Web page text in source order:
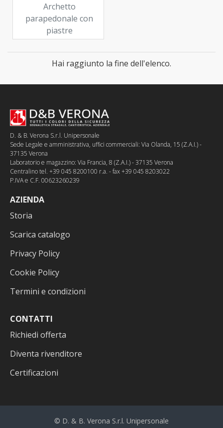
Archetto
parapedonale con
piastre
Hai raggiunto la fine dell'elenco.
D. & B. Verona S.r.l. Unipersonale
Sede Legale e amministrativa, uffici commerciali: Via Olanda, 15 (Z.A.I.) -
37135 Verona
Laboratorio e magazzino: Via Francia, 8 (Z.A.I.) - 37135 Verona
Centralino tel. +39 045 8200100 r.a. - fax +39 045 8203022
P.IVA e C.F. 00623260239
AZIENDA
Storia
Scarica catalogo
Privacy Policy
Cookie Policy
Termini e condizioni
CONTATTI
Richiedi offerta
Diventa rivenditore
Certificazioni
© D. & B. Verona S.r.l. Unipersonale